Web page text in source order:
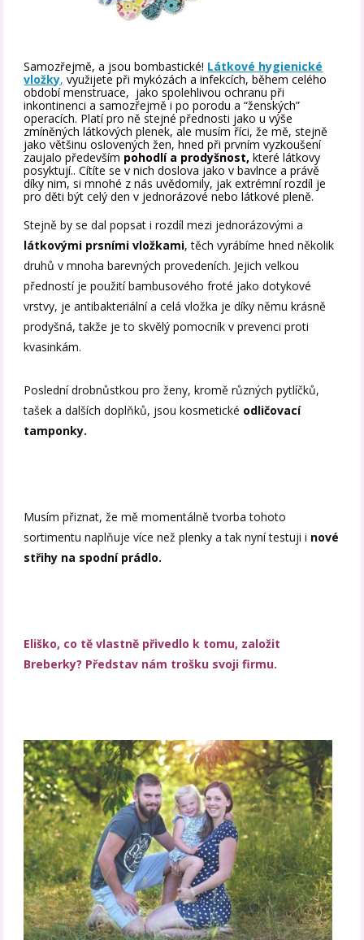
Samozřejmě, a jsou bombastické! Látkové hygienické
vložky, využijete při mykózách a infekcích, během celého
období menstruace, jako spolehlivou ochranu při
inkontinenci a samozřejmě i po porodu a “ženských”
operacích. Platí pro ně stejné přednosti jako u výše
zmíněných látkových plenek, ale musím říci, že mě, stejně
jako většinu oslovených žen, hned při prvním vyzkoušení
zaujalo především pohodlí a prodyšnost, které látkovy
posyktují.. Cítíte se v nich doslova jako v bavlnce a právě
díky nim, si mnohé z nás uvědomily, jak extrémní rozdíl je
pro děti být celý den v jednorázové nebo látkové pleně.
Stejně by se dal popsat i rozdíl mezi jednorázovými a
látkovými prsními vložkami, těch vyrábíme hned několik
druhů v mnoha barevných provedeních. Jejich velkou
předností je použití bambusového froté jako dotykové
vrstvy, je antibakteriální a celá vložka je díky němu krásně
prodyšná, takže je to skvělý pomocník v prevenci proti
kvasinkám.
Poslední drobnůstkou pro ženy, kromě různých pytlíčků,
tašek a dalších doplňků, jsou kosmetické odličovací
tamponky.
Musím přiznat, že mě momentálně tvorba tohoto
sortimentu naplňuje více než plenky a tak nyní testuji i nové
střihy na spodní prádlo.
Eliško, co tě vlastně přivedlo k tomu, založit
Breberky? Představ nám trošku svoji firmu.